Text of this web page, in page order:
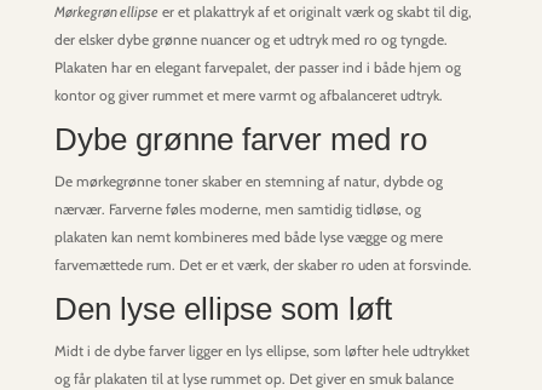
Mørkegrøn ellipse er et plakattryk af et originalt værk og skabt til dig,
der elsker dybe grønne nuancer og et udtryk med ro og tyngde.
Plakaten har en elegant farvepalet, der passer ind i både hjem og
kontor og giver rummet et mere varmt og afbalanceret udtryk.
Dybe grønne farver med ro
De mørkegrønne toner skaber en stemning af natur, dybde og
nærvær. Farverne føles moderne, men samtidig tidløse, og
plakaten kan nemt kombineres med både lyse vægge og mere
farvemættede rum. Det er et værk, der skaber ro uden at forsvinde.
Den lyse ellipse som løft
Midt i de dybe farver ligger en lys ellipse, som løfter hele udtrykket
og får plakaten til at lyse rummet op. Det giver en smuk balance